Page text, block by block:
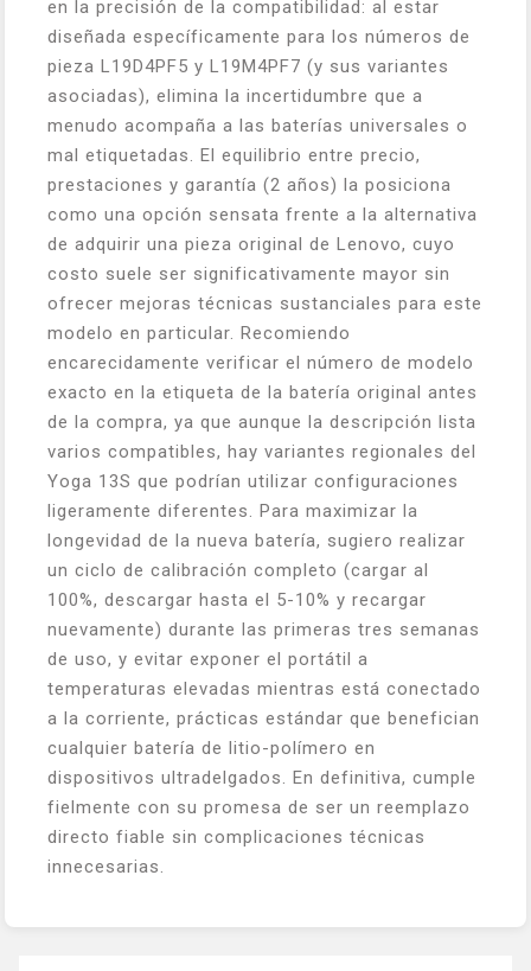
en la precisión de la compatibilidad: al estar
diseñada específicamente para los números de
pieza L19D4PF5 y L19M4PF7 (y sus variantes
asociadas), elimina la incertidumbre que a
menudo acompaña a las baterías universales o
mal etiquetadas. El equilibrio entre precio,
prestaciones y garantía (2 años) la posiciona
como una opción sensata frente a la alternativa
de adquirir una pieza original de Lenovo, cuyo
costo suele ser significativamente mayor sin
ofrecer mejoras técnicas sustanciales para este
modelo en particular. Recomiendo
encarecidamente verificar el número de modelo
exacto en la etiqueta de la batería original antes
de la compra, ya que aunque la descripción lista
varios compatibles, hay variantes regionales del
Yoga 13S que podrían utilizar configuraciones
ligeramente diferentes. Para maximizar la
longevidad de la nueva batería, sugiero realizar
un ciclo de calibración completo (cargar al
100%, descargar hasta el 5-10% y recargar
nuevamente) durante las primeras tres semanas
de uso, y evitar exponer el portátil a
temperaturas elevadas mientras está conectado
a la corriente, prácticas estándar que benefician
cualquier batería de litio-polímero en
dispositivos ultradelgados. En definitiva, cumple
fielmente con su promesa de ser un reemplazo
directo fiable sin complicaciones técnicas
innecesarias.